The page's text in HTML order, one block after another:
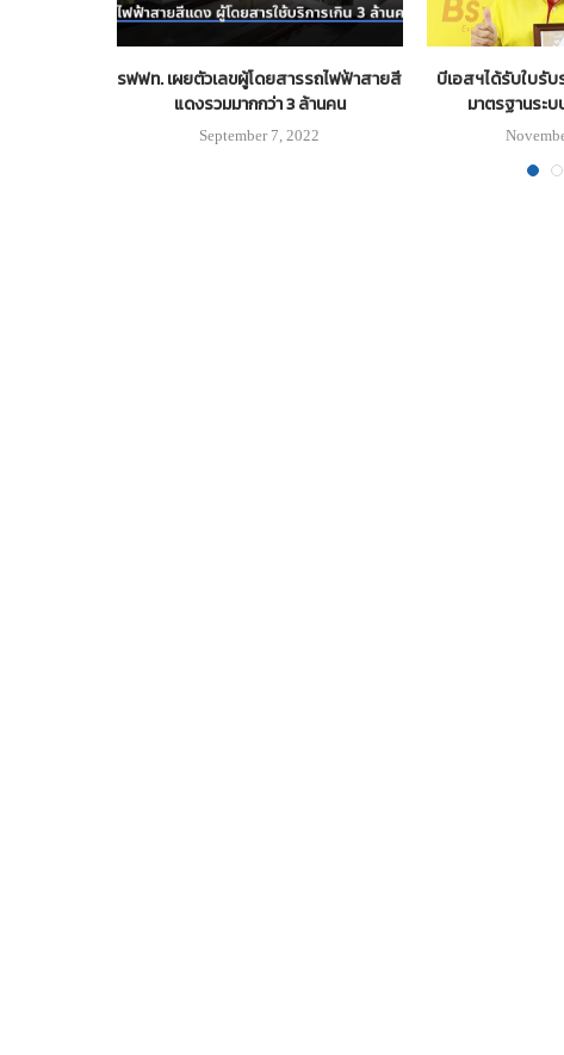
รฟฟท. เผยตัวเลขผู้โดยสารรถไฟฟ้าสายสี
แดงรวมมากกว่า 3 ล้านคน
September 7, 2022
บีเอสฯได้รับใบรั
มาตรฐานระ